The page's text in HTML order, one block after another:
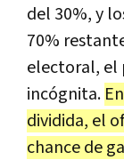
del 30%,y
70%
electoral, el
incógnita. En
dividida, el
chancede